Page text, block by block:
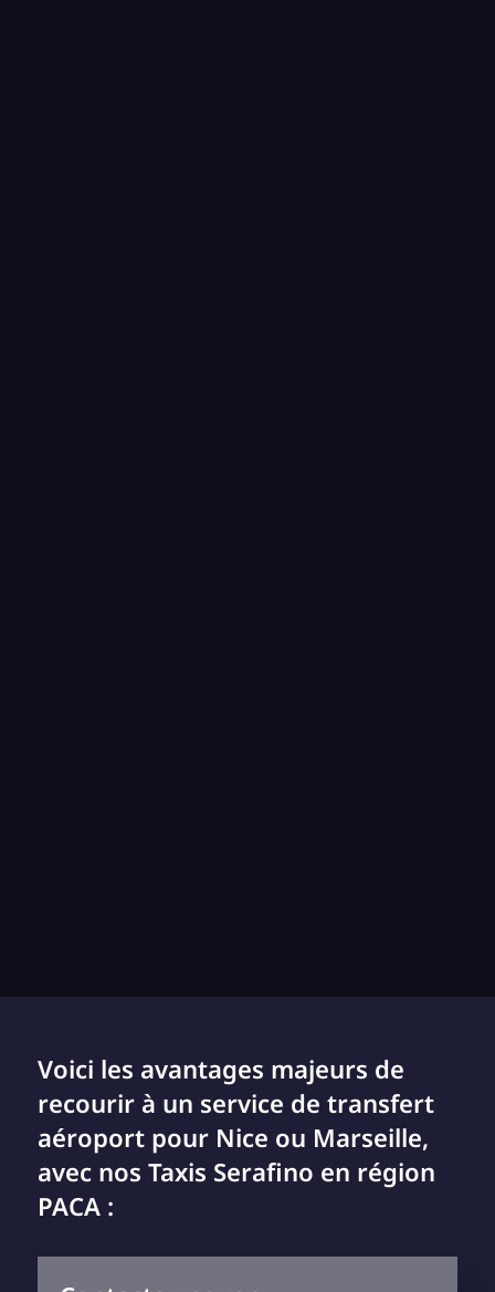
Voici les avantages majeurs de
recourir à un service de transfert
aéroport pour Nice ou Marseille,
avec nos Taxis Serafino en région
PACA :